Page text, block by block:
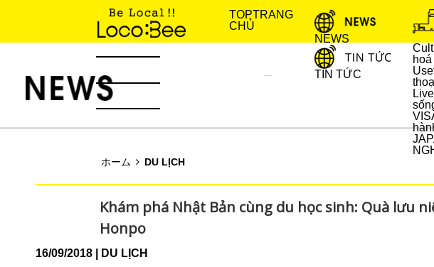
TOPTRANG
CHỦ
NEWS
TIN TỨC
hoá
ホーム DU LỊCH
Khám phá Nhật Bản cùng du học sinh: Quà lưu
Honpo
16/09/2018 DU LỊCH